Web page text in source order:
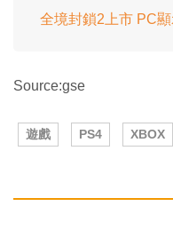
全境封鎖2上市 PC
Source:gse
遊戲 PS4 XBOX